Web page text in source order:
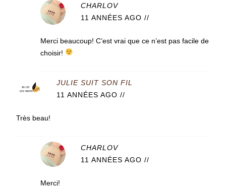
CHARLOV
11 ANNÉES AGO //
Merci beaucoup! C’est vrai que ce n’est pas facile de
choisir!
JULIE SUIT SON FIL
11 ANNÉES AGO //
Très beau!
CHARLOV
11 ANNÉES AGO //
Merci!